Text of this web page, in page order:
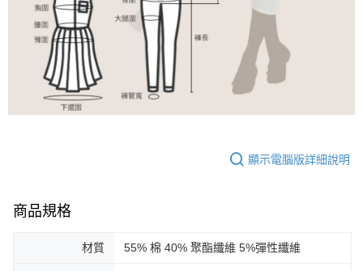
顯示電腦版詳細說明
商品規格
材質 55% 棉 40% 聚酯纖維 5%彈性纖維